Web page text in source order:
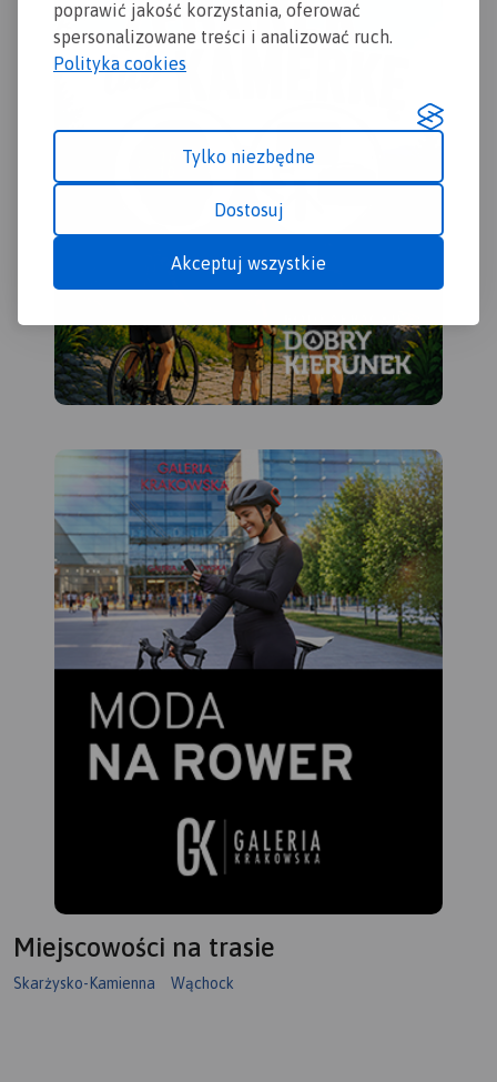
poprawić jakość korzystania, oferować
spersonalizowane treści i analizować ruch.
Polityka cookies
Tylko niezbędne
Dostosuj
Akceptuj wszystkie
Świętokrzyski na wschodzie,
Dobrzeszów na zachodzie.
Rok wydania 2023
Miejscowości na trasie
Skarżysko-Kamienna Wąchock